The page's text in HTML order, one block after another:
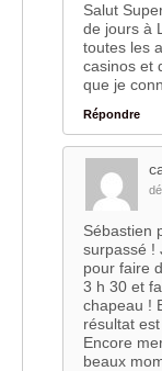
Salut
de jours à
toutes les
casinos et
que je
Répondre
Sébastien
surpassé !
pour faire
3 h 30 et
chapeau !
résultat
Encore
beaux